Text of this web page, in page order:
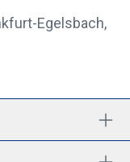
Egelsbach,